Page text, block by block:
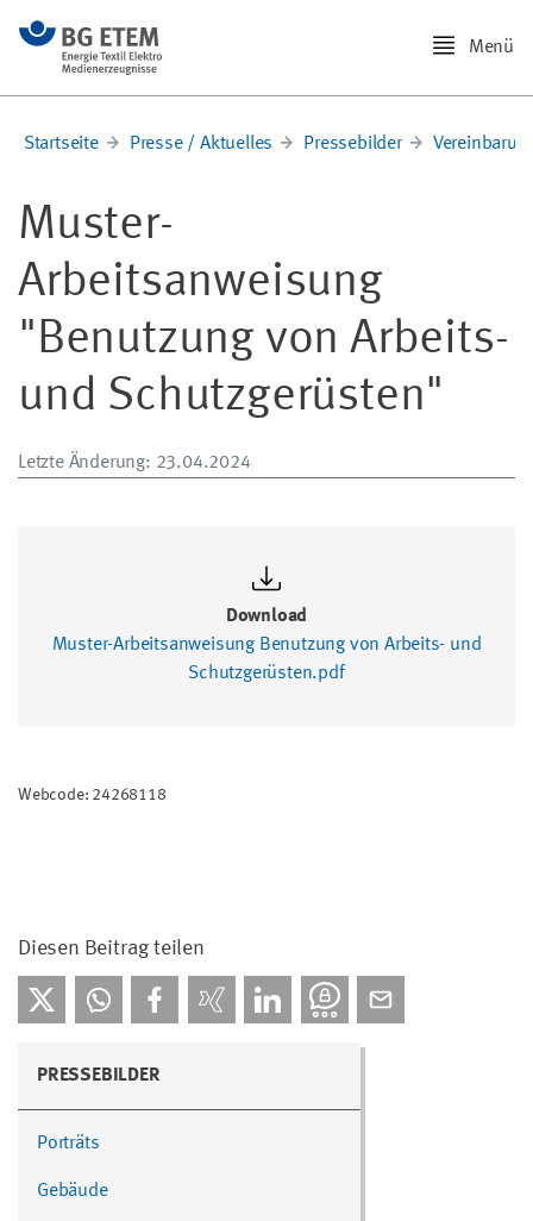
Menü
Startseite Presse / Aktuelles Pressebilder
Muster-
Arbeitsanweisung
"Benutzung von Arbeits-
und Schutzgerüsten"
Letzte Änderung: 23.04.2024
Download
Muster-Arbeitsanweisung Benutzung von Arbeits- und
Schutzgerüsten.pdf
Webcode: 24268118
Diesen Beitrag teilen
PRESSEBILDER
Porträts
Gebäude